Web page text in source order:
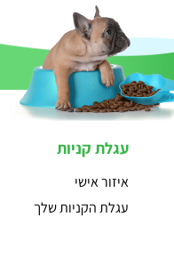
עגלת קניות
איזור אישי
עגלת הקניות שלך